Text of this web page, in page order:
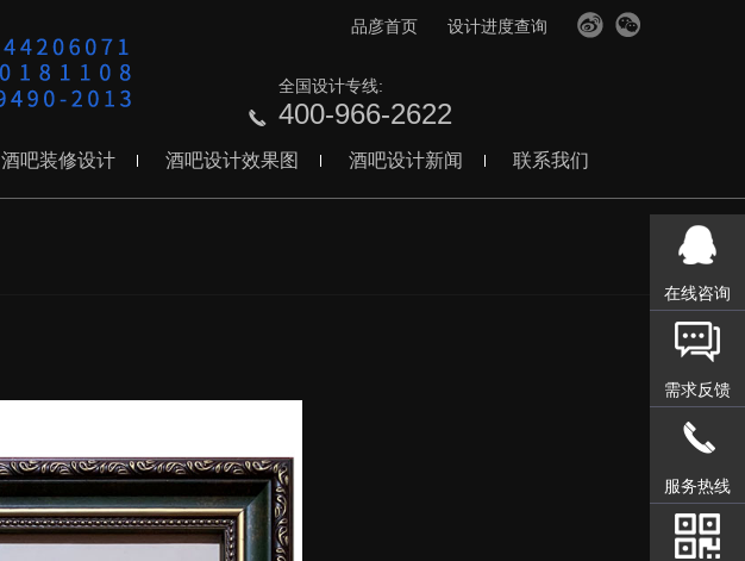
品彦首页 设计进度查询
全国设计专线:
400-966-2622
酒吧装修设计 酒吧设计效果图 酒吧设计新闻 联系我们
在线咨询
需求反馈
服务热线